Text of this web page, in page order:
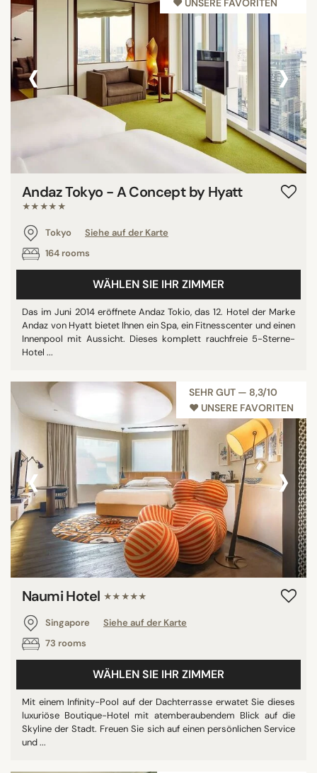
♥︎ UNSERE FAVORITEN
‹ ›
Andaz Tokyo - A Concept by Hyatt
★★★★★
Tokyo
Siehe auf der Karte
164 rooms
WÄHLEN SIE IHR ZIMMER
Das im Juni 2014 eröffnete Andaz Tokio, das 12. Hotel der Marke
Andaz von Hyatt bietet Ihnen ein Spa, ein Fitnesscenter und einen
Innenpool mit Aussicht. Dieses komplett rauchfreie 5-Sterne-
Hotel ...
SEHR GUT — 8,3/10
♥︎ UNSERE FAVORITEN
‹ ›
Naumi Hotel ★★★★★
Singapore
Siehe auf der Karte
73 rooms
WÄHLEN SIE IHR ZIMMER
Mit einem Infinity-Pool auf der Dachterrasse erwatet Sie dieses
luxuriöse Boutique-Hotel mit atemberaubendem Blick auf die
Skyline der Stadt. Freuen Sie sich auf einen persönlichen Service
und ...